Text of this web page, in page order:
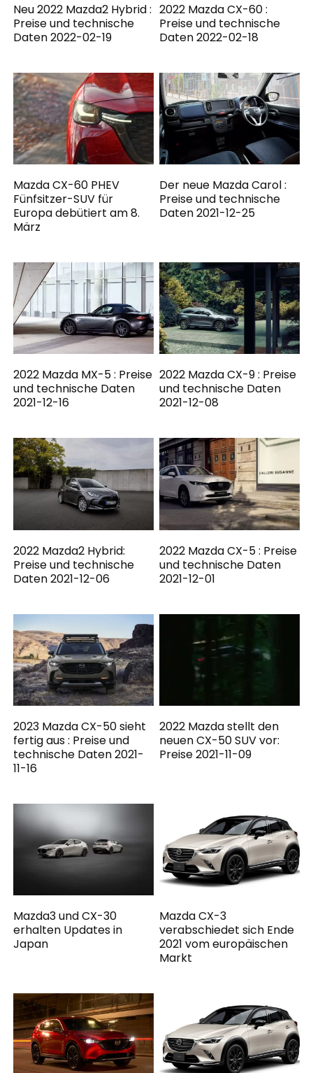
Neu 2022 Mazda2 Hybrid :
Preise und technische
Daten 2022-02-19
2022 Mazda CX-60 :
Preise und technische
Daten 2022-02-18
Mazda CX-60 PHEV
Fünfsitzer-SUV für
Europa debütiert am 8.
März
Der neue Mazda Carol :
Preise und technische
Daten 2021-12-25
2022 Mazda MX-5 : Preise
und technische Daten
2021-12-16
2022 Mazda CX-9 : Preise
und technische Daten
2021-12-08
2022 Mazda2 Hybrid:
Preise und technische
Daten 2021-12-06
2022 Mazda CX-5 : Preise
und technische Daten
2021-12-01
2023 Mazda CX-50 sieht
fertig aus : Preise und
technische Daten 2021-
11-16
2022 Mazda stellt den
neuen CX-50 SUV vor:
Preise 2021-11-09
Mazda3 und CX-30
erhalten Updates in
Japan
Mazda CX-3
verabschiedet sich Ende
2021 vom europäischen
Markt